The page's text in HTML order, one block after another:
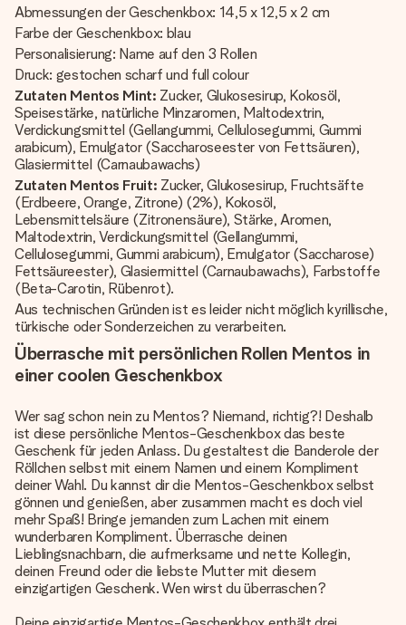
Abmessungen der Geschenkbox: 14,5 x 12,5 x 2 cm
Farbe der Geschenkbox: blau
Personalisierung: Name auf den 3 Rollen
Druck: gestochen scharf und full colour
Zutaten Mentos Mint: Zucker, Glukosesirup, Kokosöl,
Speisestärke, natürliche Minzaromen, Maltodextrin,
Verdickungsmittel (Gellangummi, Cellulosegummi, Gummi
arabicum), Emulgator (Saccharoseester von Fettsäuren),
Glasiermittel (Carnaubawachs)
Zutaten Mentos Fruit: Zucker, Glukosesirup, Fruchtsäfte
(Erdbeere, Orange, Zitrone) (2%), Kokosöl,
Lebensmittelsäure (Zitronensäure), Stärke, Aromen,
Maltodextrin, Verdickungsmittel (Gellangummi,
Cellulosegummi, Gummi arabicum), Emulgator (Saccharose)
Fettsäureester), Glasiermittel (Carnaubawachs), Farbstoffe
(Beta-Carotin, Rübenrot).
Aus technischen Gründen ist es leider nicht möglich kyrillische,
türkische oder Sonderzeichen zu verarbeiten.
Überrasche mit persönlichen Rollen Mentos in
einer coolen Geschenkbox
Wer sag schon nein zu Mentos? Niemand, richtig?! Deshalb
ist diese persönliche Mentos-Geschenkbox das beste
Geschenk für jeden Anlass. Du gestaltest die Banderole der
Röllchen selbst mit einem Namen und einem Kompliment
deiner Wahl. Du kannst dir die Mentos-Geschenkbox selbst
gönnen und genießen, aber zusammen macht es doch viel
mehr Spaß! Bringe jemanden zum Lachen mit einem
wunderbaren Kompliment. Überrasche deinen
Lieblingsnachbarn, die aufmerksame und nette Kollegin,
deinen Freund oder die liebste Mutter mit diesem
einzigartigen Geschenk. Wen wirst du überraschen?